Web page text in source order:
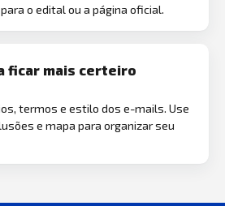
o edital ou a página oficial.
ficar mais certeiro
termos e estilo dos e-mails. Use
e mapa para organizar seu